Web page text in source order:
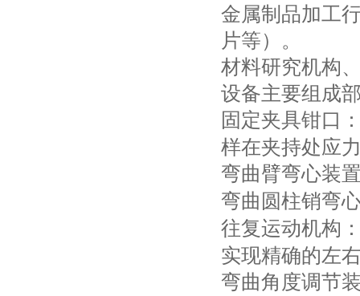
金属制品加工
片等）。
材料研究机构
设备主要组成
固定夹具钳口
样在夹持处应
弯曲臂弯心装
弯曲圆柱销弯
往复运动机构
实现精确的左
弯曲角度调节